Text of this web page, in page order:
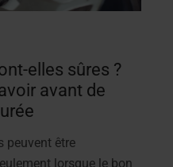
elles sûres ?
avant de
peuvent être
lorsque le bon